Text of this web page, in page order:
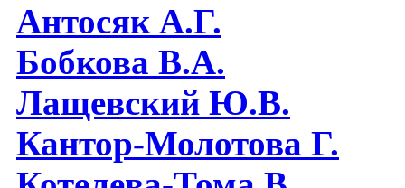
Антосяк А.Г.
Бобкова В.А.
Лащевский Ю.В.
Кантор-Молотова Г.